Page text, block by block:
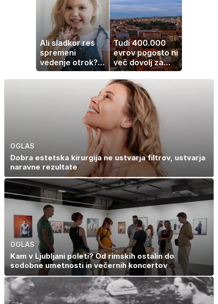
Ali sladkor res
spremeni
vedenje otrok?
Znanost ponuja
presenetljiv
Tudi 400.000
evrov pogosto ni
več dovolj za
nakup
stanovanja
OGLAS
Dobra estetska kirurgija ne ustvarja filtrov, ustvarja
naravne rezultate
OGLAS
Kam v Ljubljani poleti? Od rimskih ostalin do
sodobne umetnosti in večernih koncertov